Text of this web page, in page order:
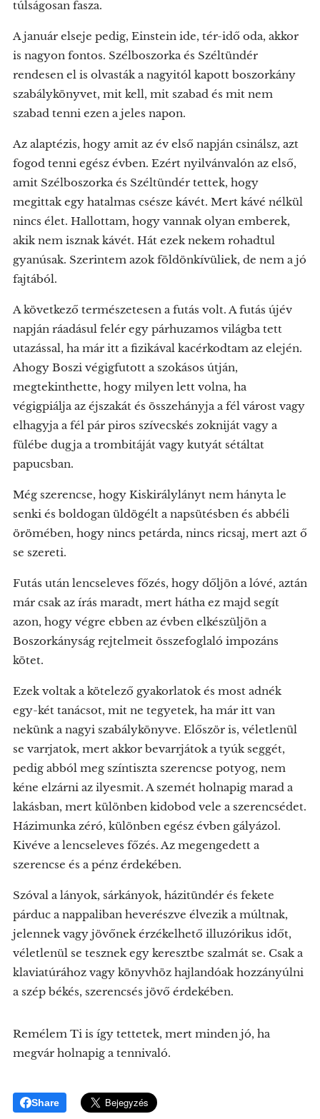
túlságosan fasza.
A január elseje pedig, Einstein ide, tér-idő oda, akkor
is nagyon fontos. Szélboszorka és Széltündér
rendesen el is olvasták a nagyitól kapott boszorkány
szabálykönyvet, mit kell, mit szabad és mit nem
szabad tenni ezen a jeles napon.
Az alaptézis, hogy amit az év első napján csinálsz, azt
fogod tenni egész évben. Ezért nyilvánvalón az első,
amit Szélboszorka és Széltündér tettek, hogy
megittak egy hatalmas csésze kávét. Mert kávé nélkül
nincs élet. Hallottam, hogy vannak olyan emberek,
akik nem isznak kávét. Hát ezek nekem rohadtul
gyanúsak. Szerintem azok földönkívüliek, de nem a jó
fajtából.
A következő természetesen a futás volt. A futás újév
napján ráadásul felér egy párhuzamos világba tett
utazással, ha már itt a fizikával kacérkodtam az elején.
Ahogy Boszi végigfutott a szokásos útján,
megtekinthette, hogy milyen lett volna, ha
végigpiálja az éjszakát és összehányja a fél várost vagy
elhagyja a fél pár piros szívecskés zokniját vagy a
fülébe dugja a trombitáját vagy kutyát sétáltat
papucsban.
Még szerencse, hogy Kiskirálylányt nem hányta le
senki és boldogan üldögélt a napsütésben és abbéli
örömében, hogy nincs petárda, nincs ricsaj, mert azt ő
se szereti.
Futás után lencseleves főzés, hogy dőljön a lóvé, aztán
már csak az írás maradt, mert hátha ez majd segít
azon, hogy végre ebben az évben elkészüljön a
Boszorkányság rejtelmeit összefoglaló impozáns
kötet.
Ezek voltak a kötelező gyakorlatok és most adnék
egy-két tanácsot, mit ne tegyetek, ha már itt van
nekünk a nagyi szabálykönyve. Először is, véletlenül
se varrjatok, mert akkor bevarrjátok a tyúk seggét,
pedig abból meg színtiszta szerencse potyog, nem
kéne elzárni az ilyesmit. A szemét holnapig marad a
lakásban, mert különben kidobod vele a szerencsédet.
Házimunka zéró, különben egész évben gályázol.
Kivéve a lencseleves főzés. Az megengedett a
szerencse és a pénz érdekében.
Szóval a lányok, sárkányok, házitündér és fekete
párduc a nappaliban heverészve élvezik a múltnak,
jelennek vagy jövőnek érzékelhető illuzórikus időt,
véletlenül se tesznek egy keresztbe szalmát se. Csak a
klaviatúrához vagy könyvhöz hajlandóak hozzányúlni
a szép békés, szerencsés jövő érdekében.
Remélem Ti is így tettetek, mert minden jó, ha
megvár holnapig a tennivaló.
Share